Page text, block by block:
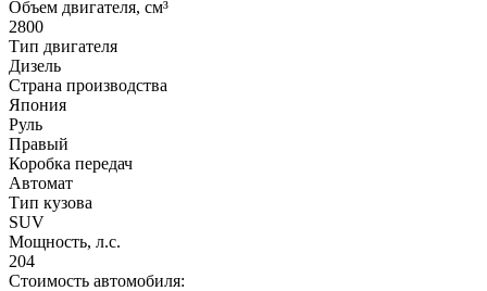
Объем двигателя, см³
2800
Тип двигателя
Дизель
Страна производства
Япония
Руль
Правый
Коробка передач
Автомат
Тип кузова
SUV
Мощность, л.с.
204
Стоимость автомобиля: